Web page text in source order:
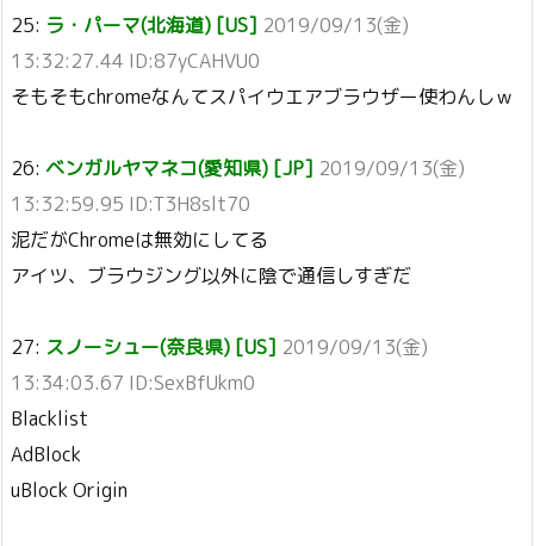
25: ラ・パーマ(北海道) [US] 2019/09/13(金)
13:32:27.44 ID:87yCAHVU0
そもそもchromeなんてスパイウエアブラウザー使わんしｗ
26: ベンガルヤマネコ(愛知県) [JP] 2019/09/13(金)
13:32:59.95 ID:T3H8slt70
泥だがChromeは無効にしてる
アイツ、ブラウジング以外に陰で通信しすぎだ
27: スノーシュー(奈良県) [US] 2019/09/13(金)
13:34:03.67 ID:SexBfUkm0
Blacklist
AdBlock
uBlock Origin